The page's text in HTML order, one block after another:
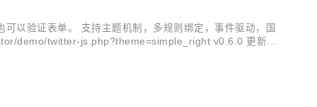
以验证表单。 支持主题机制，多规则绑定，事件驱动，国
demo/twitter-js.php?theme=simple_right v0.6.0 更新说